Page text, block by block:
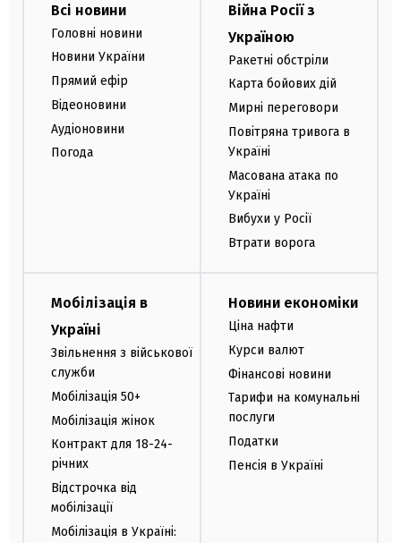
Всі новини
Головні новини
Новини України
Прямий ефір
Відеоновини
Аудіоновини
Погода
Війна Росії з
Україною
Ракетні обстріли
Карта бойових дій
Мирні переговори
Повітряна тривога в
Україні
Масована атака по
Україні
Вибухи у Росії
Втрати ворога
Мобілізація в
Україні
Звільнення з військової
служби
Мобілізація 50+
Мобілізація жінок
Контракт для 18-24-
річних
Відстрочка від
мобілізації
Мобілізація в Україні:
Новини економіки
Ціна нафти
Курси валют
Фінансові новини
Тарифи на комунальні
послуги
Податки
Пенсія в Україні